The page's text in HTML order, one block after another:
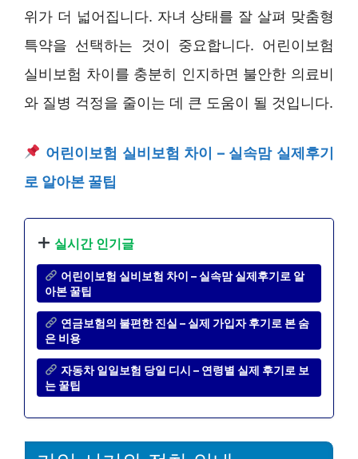
위가 더 넓어집니다. 자녀 상태를 잘 살펴 맞춤형
특약을 선택하는 것이 중요합니다. 어린이보험
실비보험 차이를 충분히 인지하면 불안한 의료비
와 질병 걱정을 줄이는 데 큰 도움이 될 것입니다.
어린이보험 실비보험 차이 – 실속맘 실제후기
로 알아본 꿀팁
실시간 인기글
어린이보험 실비보험 차이 – 실속맘 실제후기로 알
아본 꿀팁
연금보험의 불편한 진실 – 실제 가입자 후기로 본 숨
은 비용
자동차 일일보험 당일 디시 – 연령별 실제 후기로 보
는 꿀팁